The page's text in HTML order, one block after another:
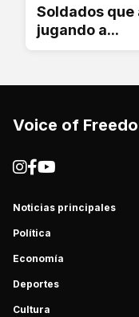
Soldados
jugando a...
Voice of
Noticias principales
Política
Economía
Deportes
Cultura